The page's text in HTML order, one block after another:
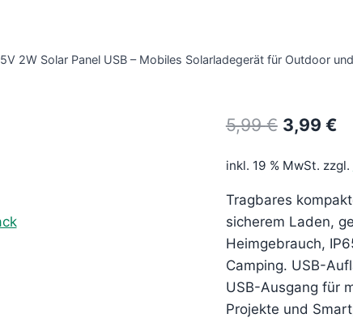
5V 2W Solar Panel USB – Mobiles Solarladegerät für Outdoor
5,99€
5,99 €
3,99 €
ist:
inkl. 19 % MwSt. zzgl.
Tragbares
sicherem Laden,
Heimgebrauch,
Camping. USB-
USB-Ausgang für
Projekte und